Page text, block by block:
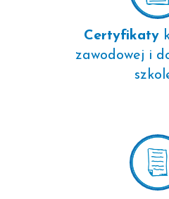
Certyfikaty
zawodowej i